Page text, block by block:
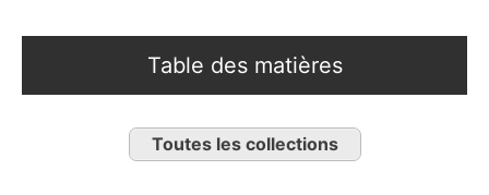
Table des matières
Toutes les collections